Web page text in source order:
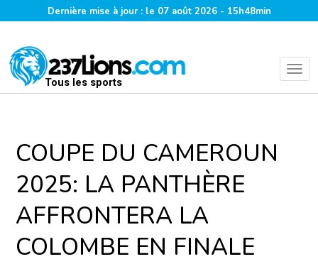
Dernière mise à jour : le 07 août 2026 - 15h48min
Tous les sports
COUPE DU CAMEROUN
2025: LA PANTHÈRE
AFFRONTERA LA
COLOMBE EN FINALE